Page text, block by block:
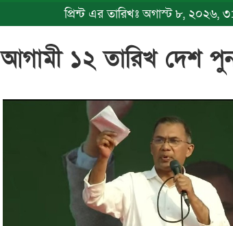
প্রিন্ট এর তারিখঃ অগাস্ট ৮,
​আগামী ১২ তারিখ দেশ